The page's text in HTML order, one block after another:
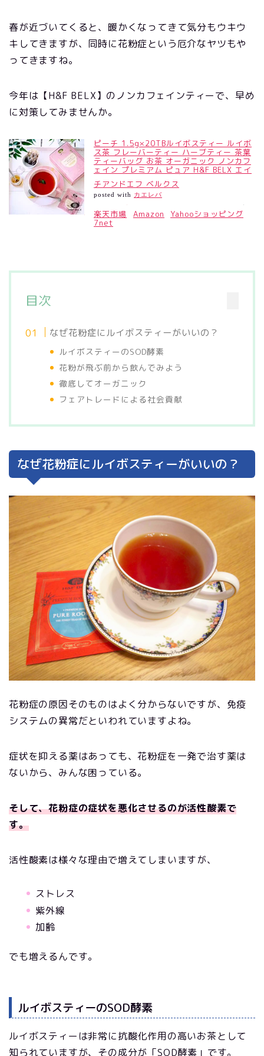
春が近づいてくると、暖かくなってきて気分もウキウ
キしてきますが、同時に花粉症という厄介なヤツもや
ってきますね。
今年は【H&F BELX】のノンカフェインティーで、早め
に対策してみませんか。
ピーチ 1.5g×20TBルイボスティー ルイボ
ス茶 フレーバーティー ハーブティー 茶葉
ティーバッグ お茶 オーガニック ノンカフ
ェイン プレミアム ピュア H&F BELX エイ
チアンドエフ ベルクス
posted with カエレバ
楽天市場 Amazon
Yahooショッピング
7net
目次
なぜ花粉症にルイボスティーがいいの？
ルイボスティーのSOD酵素
花粉が飛ぶ前から飲んでみよう
徹底してオーガニック
フェアトレードによる社会貢献
なぜ花粉症にルイボスティーがいいの？
花粉症の原因そのものはよく分からないですが、免疫
システムの異常だといわれていますよね。
症状を抑える薬はあっても、花粉症を一発で治す薬は
ないから、みんな困っている。
そして、花粉症の症状を悪化させるのが活性酸素で
す。
活性酸素は様々な理由で増えてしまいますが、
ストレス
紫外線
加齢
でも増えるんです。
ルイボスティーのSOD酵素
ルイボスティーは非常に抗酸化作用の高いお茶として
知られていますが、その成分が「SOD酵素」です。